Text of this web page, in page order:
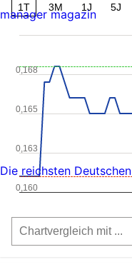
1T 3M 1J 5J
0,160
0,163
0,165
0,168
manager magazin
Die reichsten Deutschen